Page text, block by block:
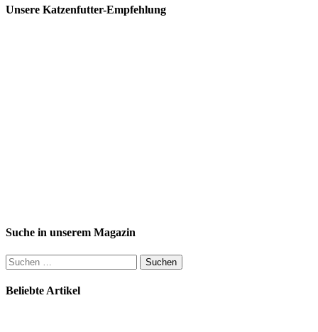
Unsere Katzenfutter-Empfehlung
Suche in unserem Magazin
Suchen
nach:
Beliebte Artikel